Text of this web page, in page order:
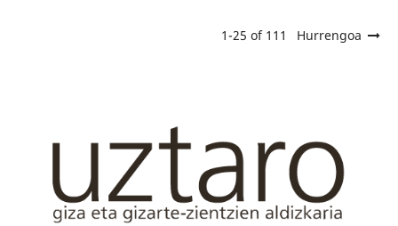
1-25 of 111 Hurrengoa